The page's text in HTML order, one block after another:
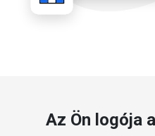
Az Ön logója